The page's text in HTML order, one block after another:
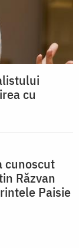
cu
cunoscut
Răzvan
Paisie